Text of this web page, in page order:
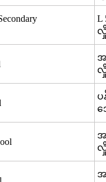
L
လှို
အ
လှို
ပ
ဒ
အ
လှို
အ